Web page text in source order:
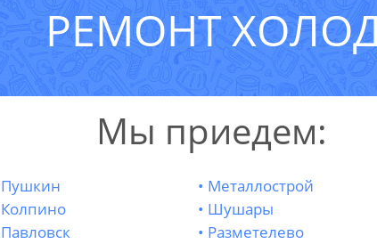
РЕМОНТ
Мы приедем:
Пушкин
Колпино
Павловск
Металлострой
Шушары
Разметелево